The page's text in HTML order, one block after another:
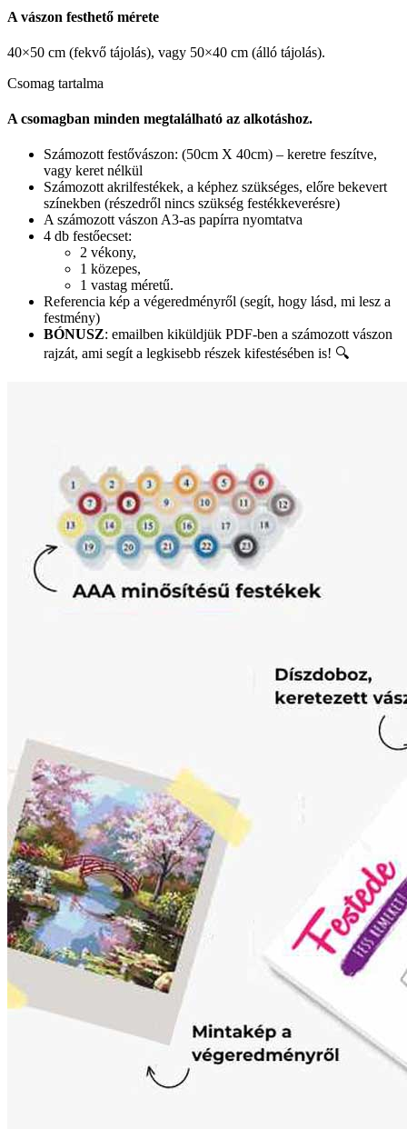
A vászon festhető mérete
40×50 cm (fekvő tájolás), vagy 50×40 cm (álló tájolás).
Csomag tartalma
A csomagban minden megtalálható az alkotáshoz.
Számozott festővászon: (50cm X 40cm) – keretre feszítve,
vagy keret nélkül
Számozott akrilfestékek, a képhez szükséges, előre bekevert
színekben (részedről nincs szükség festékkeverésre)
A számozott vászon A3-as papírra nyomtatva
4 db festőecset:
2 vékony,
1 közepes,
1 vastag méretű.
Referencia kép a végeredményről (segít, hogy lásd, mi lesz a
festmény)
BÓNUSZ: emailben kiküldjük PDF-ben a számozott vászon
rajzát, ami segít a legkisebb részek kifestésében is! 🔍